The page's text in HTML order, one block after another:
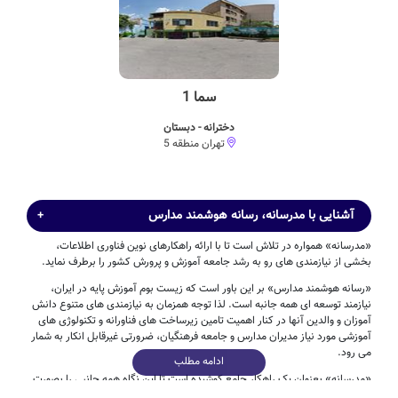
سما 1
دخترانه - دبستان
تهران منطقه 5
آشنایی با مدرسانه، رسانه هوشمند مدارس
«مدرسانه» همواره در تلاش است تا با ارائه راهکارهای نوین فناوری اطلاعات،
بخشی از نیازمندی های رو به رشد جامعه آموزش و پرورش کشور را برطرف نماید.
«رسانه هوشمند مدارس» بر این باور است که زیست بوم آموزش پایه در ایران،
نیازمند توسعه ای همه جانبه است. لذا توجه همزمان به نیازمندی های متنوع دانش
آموزان و والدین آنها در کنار اهمیت تامین زیرساخت های فناورانه و تکنولوژی های
آموزشی مورد نیاز مدیران مدارس و جامعه فرهنگیان، ضرورتی غیرقابل انکار به شمار
می رود.
«مدرسانه» بعنوان یک راهکار جامع کوشیده است تا این نگاه همه جانبی را بصورت
ادامه مطلب